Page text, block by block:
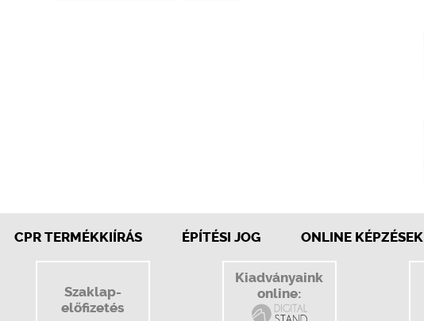
CPR TERMÉKKIÍRÁS ÉPÍTÉSI JOG ONLINE KÉPZÉSEK
Szaklap-
előfizetés
Kiadványaink
online: